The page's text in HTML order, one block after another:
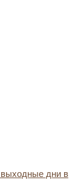
дни в